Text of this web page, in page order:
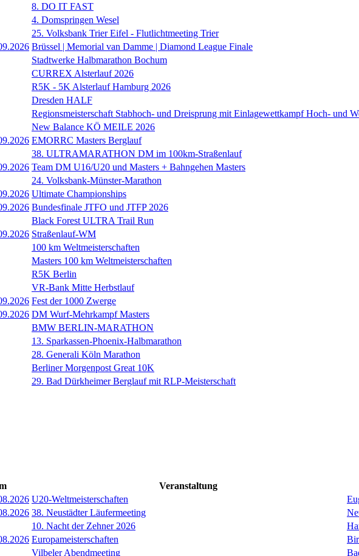
8. DO IT FAST
4. Domspringen Wesel
25. Volksbank Trier Eifel - Flutlichtmeeting Trier
Brüssel | Memorial van Damme | Diamond League Finale
Stadtwerke Halbmarathon Bochum
CURREX Alsterlauf 2026
R5K - 5K Alsterlauf Hamburg 2026
Dresden HALF
Regionsmeisterschaft Stabhoch- und Dreisprung mit Einlagewettkampf Hoch- und
New Balance KÖ MEILE 2026
EMORRC Masters Berglauf
38. ULTRAMARATHON DM im 100km-Straßenlauf
Team DM U16/U20 und Masters + Bahngehen Masters
24. Volksbank-Münster-Marathon
Ultimate Championships
Bundesfinale JTFO und JTFP 2026
Black Forest ULTRA Trail Run
Straßenlauf-WM
100 km Weltmeisterschaften
Masters 100 km Weltmeisterschaften
R5K Berlin
VR-Bank Mitte Herbstlauf
Fest der 1000 Zwerge
DM Wurf-Mehrkampf Masters
BMW BERLIN-MARATHON
13. Sparkassen-Phoenix-Halbmarathon
28. Generali Köln Marathon
Berliner Morgenpost Great 10K
29. Bad Dürkheimer Berglauf mit RLP-Meisterschaft
Veranstaltung
U20-Weltmeisterschaften
38. Neustädter Läufermeeting
10. Nacht der Zehner 2026
Europameisterschaften
Vilbeler Abendmeeting